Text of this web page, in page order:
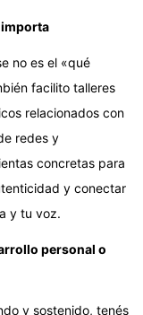
importa
no es el «qué
facilito talleres
relacionados con
redes y
concretas para
y conectar
y tu voz.
personal o
y sostenido, tenés